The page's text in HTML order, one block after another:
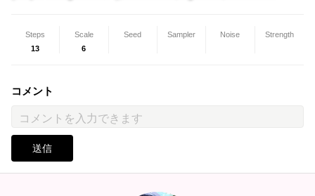
Steps
13
Scale
6
Seed Sampler Noise Strength
コメント
送信